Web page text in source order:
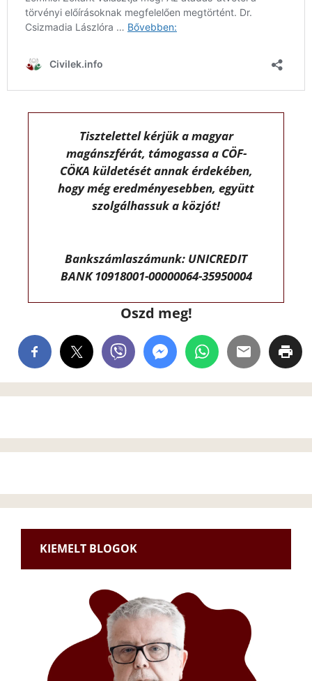
Tisztelettel kérjük a magyar
magánszférát, támogassa a CÖF-
CÖKA küldetését annak érdekében,
hogy még eredményesebben, együtt
szolgálhassuk a közjót!
Bankszámlaszámunk: UNICREDIT
BANK 10918001-00000064-35950004
Oszd meg!
KIEMELT BLOGOK